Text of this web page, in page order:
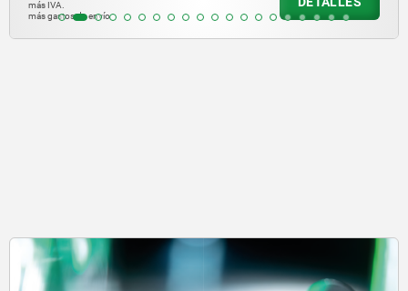
más gastos de envío